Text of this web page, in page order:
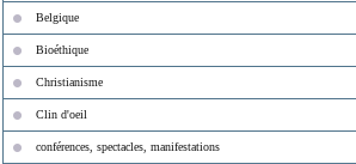
Belgique
Bioéthique
Christianisme
Clin d'oeil
conférences, spectacles, manifestations